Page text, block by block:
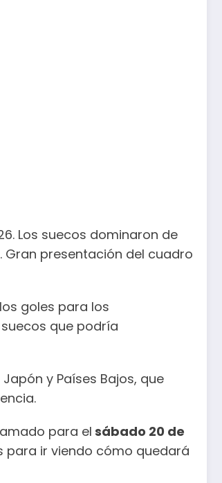
Los suecos dominaron de
. Gran presentación del cuadro
goles para los
que podría
Japón y Países Bajos, que
para el sábado 20 de
para ir viendo cómo quedará